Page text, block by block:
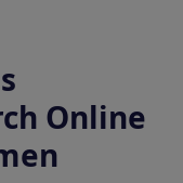
Online